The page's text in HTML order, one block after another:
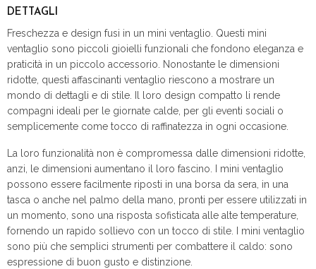
DETTAGLI
Freschezza e design fusi in un mini ventaglio. Questi mini
ventaglio sono piccoli gioielli funzionali che fondono eleganza e
praticità in un piccolo accessorio. Nonostante le dimensioni
ridotte, questi affascinanti ventaglio riescono a mostrare un
mondo di dettagli e di stile. Il loro design compatto li rende
compagni ideali per le giornate calde, per gli eventi sociali o
semplicemente come tocco di raffinatezza in ogni occasione.
La loro funzionalità non è compromessa dalle dimensioni ridotte,
anzi, le dimensioni aumentano il loro fascino. I mini ventaglio
possono essere facilmente riposti in una borsa da sera, in una
tasca o anche nel palmo della mano, pronti per essere utilizzati in
un momento, sono una risposta sofisticata alle alte temperature,
fornendo un rapido sollievo con un tocco di stile. I mini ventaglio
sono più che semplici strumenti per combattere il caldo: sono
espressione di buon gusto e distinzione.